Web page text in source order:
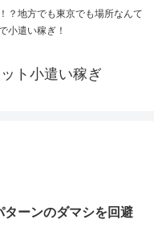
？地方でも東京でも場所なんて
小遣い稼ぎ！
ト小遣い稼ぎ
ターンのダマシを回避